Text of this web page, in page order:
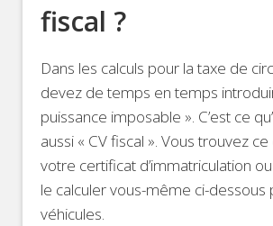
fiscal ?
Dans les calculs pour la taxe de
devez de temps en temps
puissance imposable ». C’est ce
aussi « CV fiscal ». Vous trouvez
votre certificat d’immatriculation
le calculer vous-même ci-dessous
véhicules.